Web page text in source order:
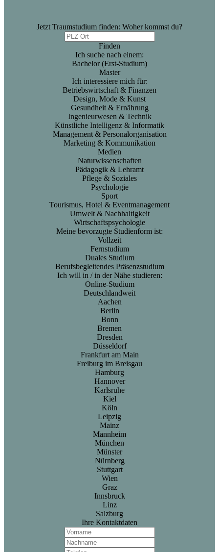
Jetzt Traumstudium finden: Woher kommst du?
Finden
Ich suche nach einem:
Bachelor (Erst-Studium)
Master
Ich interessiere mich für:
Betriebswirtschaft & Finanzen
Design, Mode & Kunst
Gesundheit & Ernährung
Ingenieurwesen & Technik
Künstliche Intelligenz & Informatik
Management & Personalorganisation
Marketing & Kommunikation
Medien
Naturwissenschaften
Pädagogik & Lehramt
Pflege & Soziales
Psychologie
Sport
Tourismus, Hotel & Eventmanagement
Umwelt & Nachhaltigkeit
Wirtschaftspsychologie
Meine bevorzugte Studienform ist:
Vollzeit
Fernstudium
Duales Studium
Berufsbegleitendes Präsenzstudium
Ich will in / in der Nähe studieren:
Online-Studium
Deutschlandweit
Aachen
Berlin
Bonn
Bremen
Dresden
Düsseldorf
Frankfurt am Main
Freiburg im Breisgau
Hamburg
Hannover
Karlsruhe
Kiel
Köln
Leipzig
Mainz
Mannheim
München
Münster
Nürnberg
Stuttgart
Wien
Graz
Innsbruck
Linz
Salzburg
Ihre Kontaktdaten